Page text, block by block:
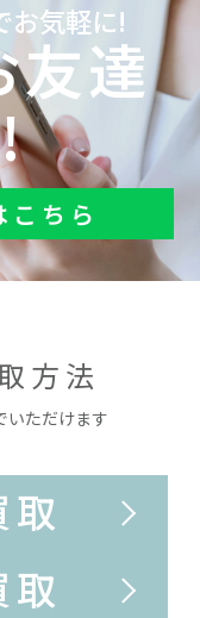
お気軽に!
友達
ちら
方法
いただけます
取
取